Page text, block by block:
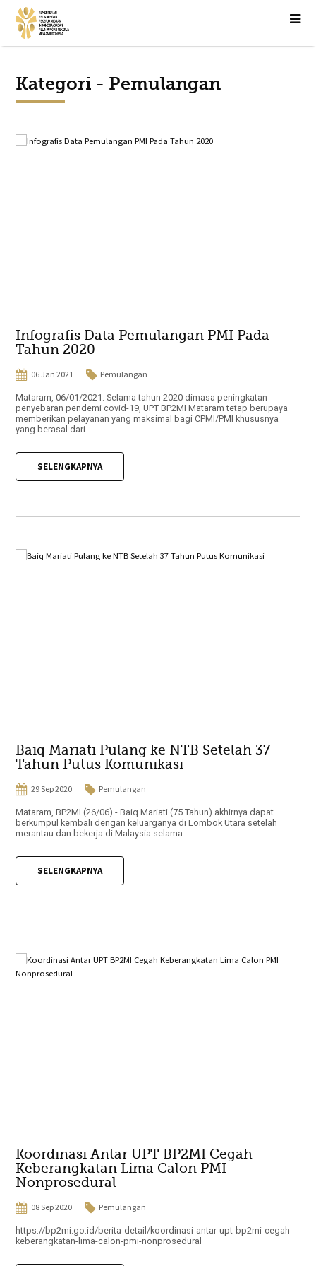
Kategori - Pemulangan
Infografis Data Pemulangan PMI Pada
Tahun 2020
06 Jan 2021 Pemulangan
Mataram, 06/01/2021. Selama tahun 2020 dimasa peningkatan
penyebaran pendemi covid-19, UPT BP2MI Mataram tetap berupaya
memberikan pelayanan yang maksimal bagi CPMI/PMI khususnya
yang berasal dari ...
SELENGKAPNYA
Baiq Mariati Pulang ke NTB Setelah 37
Tahun Putus Komunikasi
29 Sep 2020 Pemulangan
Mataram, BP2MI (26/06) - Baiq Mariati (75 Tahun) akhirnya dapat
berkumpul kembali dengan keluarganya di Lombok Utara setelah
merantau dan bekerja di Malaysia selama ...
SELENGKAPNYA
Koordinasi Antar UPT BP2MI Cegah
Keberangkatan Lima Calon PMI
Nonprosedural
08 Sep 2020 Pemulangan
https://bp2mi.go.id/berita-detail/koordinasi-antar-upt-bp2mi-cegah-
keberangkatan-lima-calon-pmi-nonprosedural